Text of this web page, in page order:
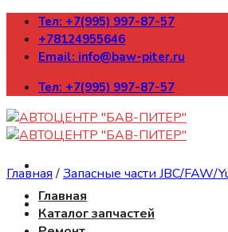
Skip
content
Тел: +7(995) 997-87-57
+78124955646
Email: info@baw-piter.ru
Тел: +7(995) 997-87-57
Главная
Каталог запчастей
Главная /Запасные части JBC/FAW/